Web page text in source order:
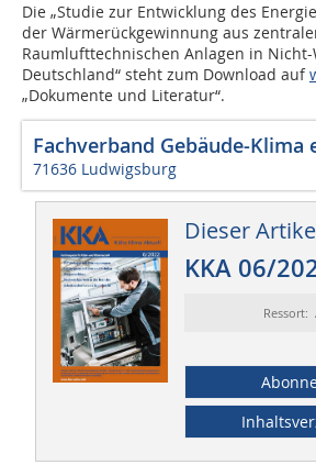
Die „Studie zur Entwicklung des
der Wärmerückgewinnung aus
Raumlufttechnischen Anlagen in
Deutschland“ steht zum Download auf
„Dokumente und Literatur“.
Fachverband Gebäude-Klima
71636 Ludwigsburg
Dieser
KKA 06/
Ressort: